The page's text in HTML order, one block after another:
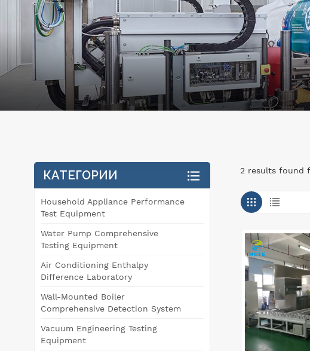
2 results found
КАТЕГОРИИ
Household Appliance Performance
Test Equipment
Water Pump Comprehensive
Testing Equipment
Air Conditioning Enthalpy
Difference Laboratory
Wall-Mounted Boiler
Comprehensive Detection System
Vacuum Engineering Testing
Equipment